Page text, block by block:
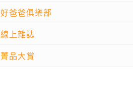
好爸爸俱樂部
線上雜誌
菁品大賞